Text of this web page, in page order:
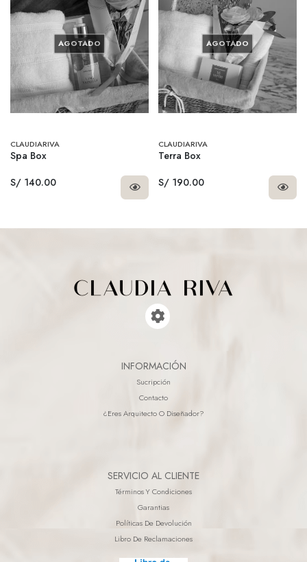
AGOTADO
CLAUDIARIVA
Spa Box
S/ 140.00
AGOTADO
CLAUDIARIVA
Terra Box
S/ 190.00
INFORMACIÓN
Sucripción
Contacto
¿eres Arquitecto O Diseñador?
SERVICIO AL CLIENTE
Términos Y Condiciones
Garantias
Políticas De Devolución
Libro De Reclamaciones